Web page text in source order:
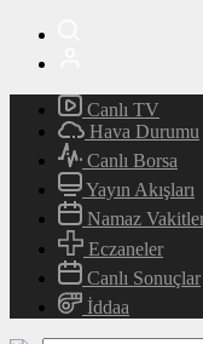
Canlı TV
Hava Durumu
Canlı Borsa
Yayın Akışları
Namaz
Eczaneler
Canlı Sonuçlar
İddaa